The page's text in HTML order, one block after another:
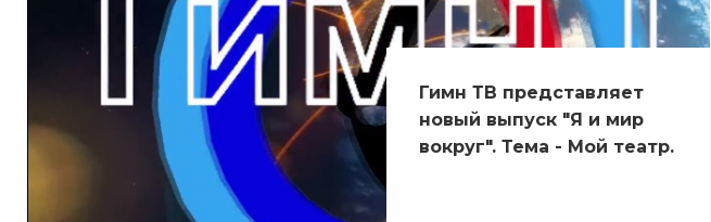
Гимн ТВ представляет
новый выпуск "Я и мир
вокруг". Тема - Мой театр.